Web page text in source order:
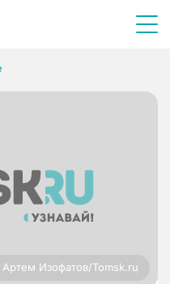
Изофатов/Tomsk.ru